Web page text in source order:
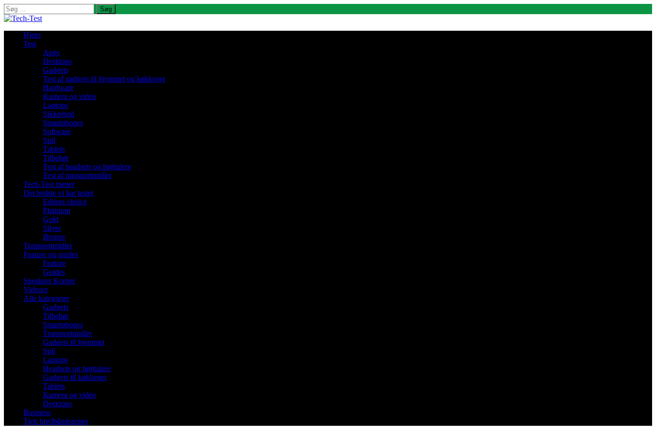
Søg
efter:
Hjem
Test
Apps
Desktops
Gadgets
Test af gadgets til hjemmet og køkkenet
Hardware
Kamera og video
Laptops
Sikkerhed
Smartphones
Software
Spil
Tablets
Tilbehør
Test af headsets og højttalere
Test af transportmidler
Tech-Test mener
Det bedste vi har testet
Editors choice
Platinum
Gold
Silver
Bronze
Transportmidler
Feature og guides
Feature
Guides
Speakers Korner
Videoer
Alle kategorier
Gadgets
Tilbehør
Smartphones
Transportmidler
Gadgets til hjemmet
Spil
Laptops
Headsets og højttalere
Gadgets til køkkenet
Tablets
Kamera og video
Desktops
Business
Tjek bredbåndspriser